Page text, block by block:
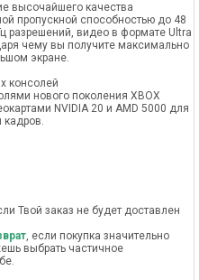
высочайшего качества
пропускной способностью до 48
разрешений, видео в формате Ultra
чему вы получите максимально
экране.
консолей
нового поколения XBOX
NVIDIA 20 и AMD 5000 для
кадров.
Твой заказ не будет доставлен
, если покупка значительно
выбрать частичное